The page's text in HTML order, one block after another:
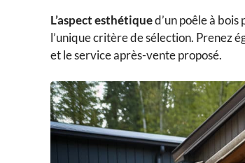
L’aspect esthétiqued’un poêle à
l’unique critère de sélection. Prenez
et le service après-vente proposé.